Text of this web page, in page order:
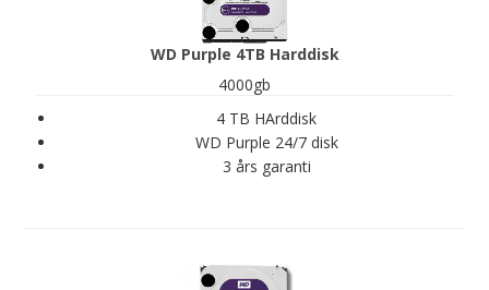
WD Purple 4TB Harddisk
4000gb
4 TB HArddisk
WD Purple 24/7 disk
3 års garanti